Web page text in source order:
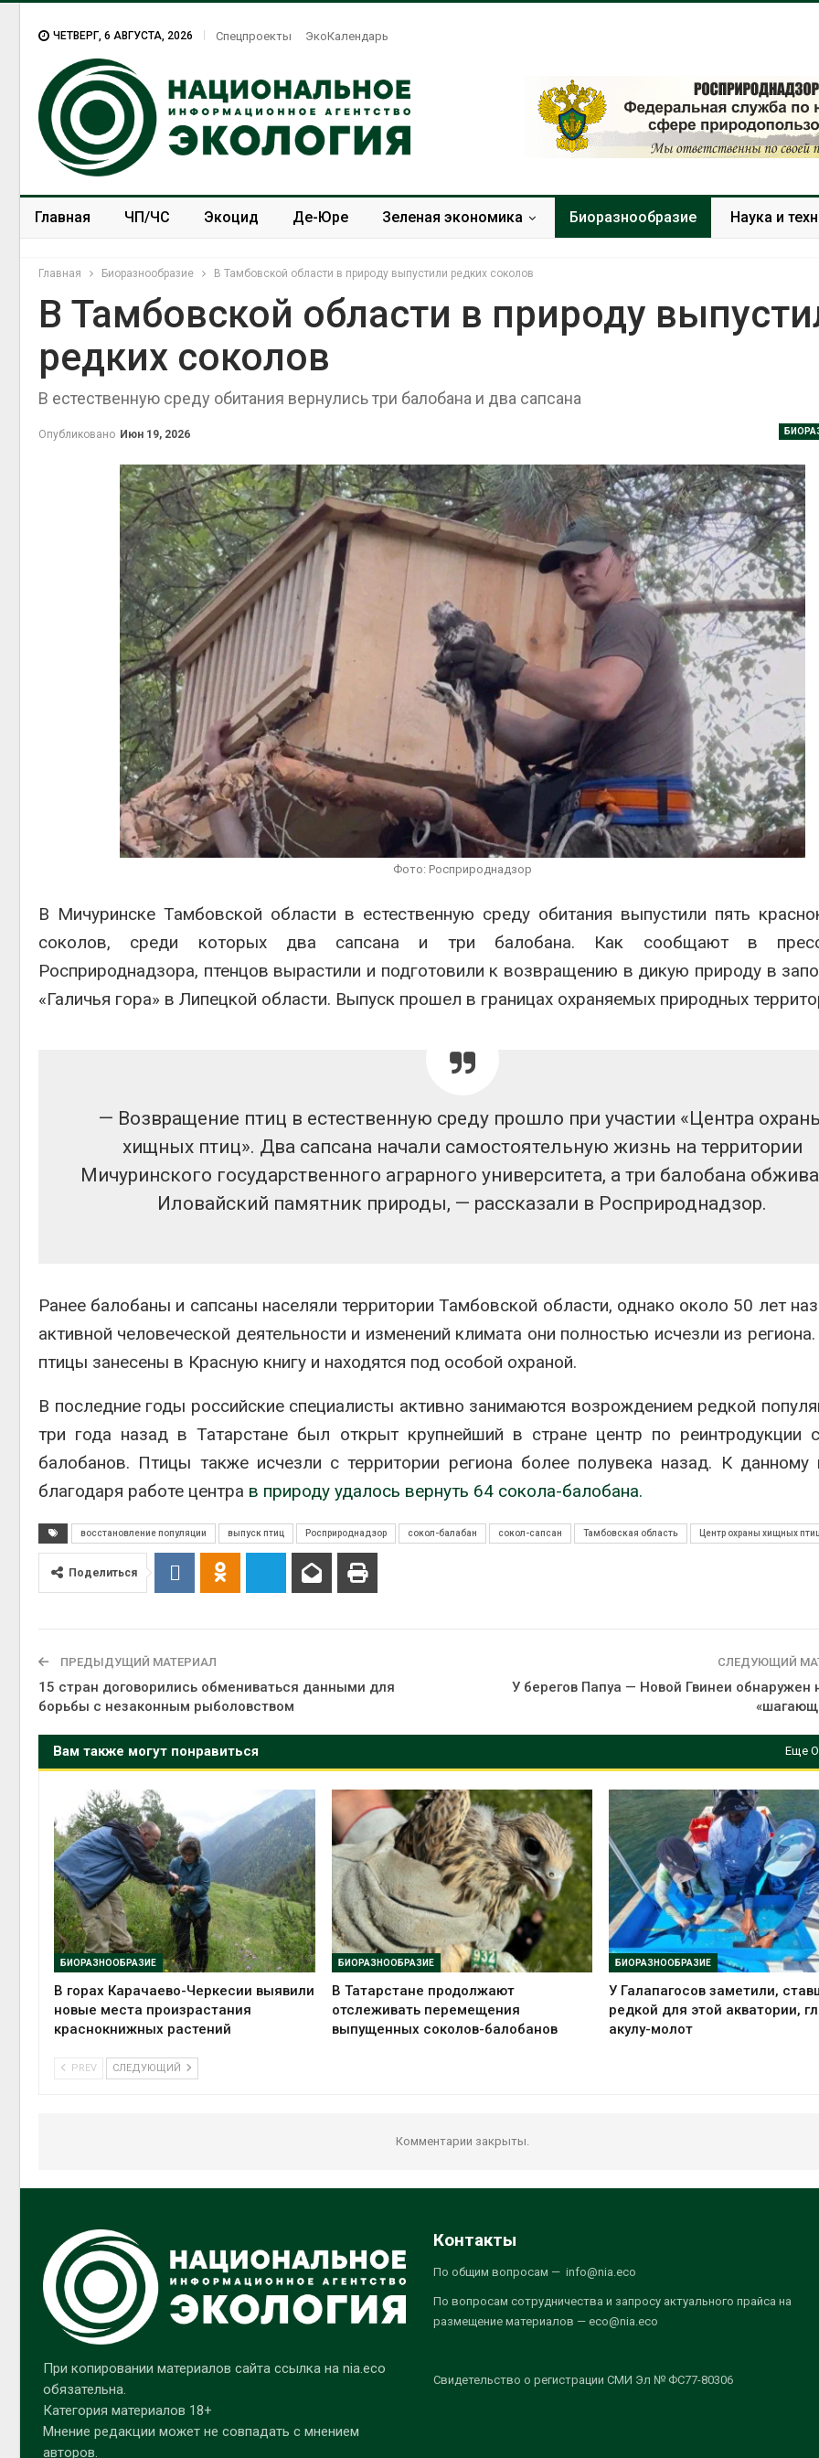
ЧЕТВЕРГ, 6 АВГУСТА, 2026 Спецпроекты ЭкоКалендарь
Главная ЧП/ЧС Экоцид Де-Юре Зеленая экономика Биоразнообразие Наука и
Главная Биоразнообразие В Тамбовской области в природу выпустили редких соколов
В Тамбовской области в природу
редких соколов
В естественную среду обитания вернулись три балобана и два сапсана
Опубликовано Июн 19, 2026
Фото: Росприроднадзор
В Мичуринске Тамбовской области в естественную среду обитания выпустили пять
соколов, среди которых два сапсана и три балобана. Как сообщают в
Росприроднадзора, птенцов вырастили и подготовили к возвращению в дикую природу в
«Галичья гора» в Липецкой области. Выпуск прошел в границах охраняемых природных
— Возвращение птиц в естественную среду прошло при участии «Центра
хищных птиц». Два сапсана начали самостоятельную жизнь на территории
Мичуринского государственного аграрного университета, а три балобана
Иловайский памятник природы, — рассказали в Росприроднадзор.
Ранее балобаны и сапсаны населяли территории Тамбовской области, однако около 50 лет
активной человеческой деятельности и изменений климата они полностью исчезли из
птицы занесены в Красную книгу и находятся под особой охраной.
В последние годы российские специалисты активно занимаются возрождением редкой
три года назад в Татарстане был открыт крупнейший в стране центр по реинтродукции
балобанов. Птицы также исчезли с территории региона более полувека назад. К данному
благодаря работе центра в природу удалось вернуть 64 сокола-балобана.
восстановление популяции выпуск птиц Росприроднадзор сокол-балабан сокол-сапсан Тамбовская область Центр охраны хищных птиц
Поделиться
ПРЕДЫДУЩИЙ МАТЕРИАЛ
15 стран договорились обмениваться данными для
борьбы с незаконным рыболовством
СЛЕДУЮЩИЙ
У берегов Папуа — Новой Гвинеи обнаружен
Вам также могут понравиться Еще
БИОРАЗНООБРАЗИЕ
В горах Карачаево-Черкесии выявили
новые места произрастания
краснокнижных растений
БИОРАЗНООБРАЗИЕ
В Татарстане продолжают
отслеживать перемещения
выпущенных соколов-балобанов
БИОРАЗНООБРАЗИЕ
У Галапагосов заметили,
редкой для этой акватории,
акулу-молот
PREV СЛЕДУЮЩИЙ
Комментарии закрыты.
Авг 6, 2026
солнечных панелей для
бизнеса
Авг 6, 2026
Москвариум отметит 11-
летие трёхдневным
фестивалем
В Кении противников
строительства АЭС
проверяют по статье о
терроризме
Авг 5, 2026
Суд запретил
использовать
крокодилов для охраны
израильской тюрьмы
Авг 5, 2026
Органические яйца
оказались «хуже для
экологических расчётов
установили
вторсырья
Авг 6, 2026
Учёные
получать
из воздуха
ветра
Авг 6, 2026
Приложение
для
площадок
сентябре
Авг 6, 2026
Европа
больше
биомассы
вредителей
Авг 6, 2026
места
Авг 6, 2026
При копировании материалов сайта ссылка на nia.eco
обязательна.
Категория материалов 18+
Мнение редакции может не совпадать с мнением
авторов.
Контакты
По общим вопросам — info@nia.eco
По вопросам сотрудничества и запросу актуального прайса на
размещение материалов — eco@nia.eco
Свидетельство о регистрации СМИ Эл № ФС77-80306